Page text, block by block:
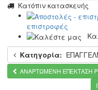
Κατόπιν κατασκευής
επιστροφές
Κατηγορία:
ΑΝΑΡΤΩΜΕΝΗ ΕΠΕΚΤΑΣΗ